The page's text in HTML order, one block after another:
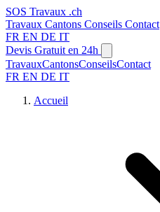
SOS Travaux .ch
Travaux Cantons Conseils Contact
FR EN DE IT
Devis Gratuit en 24h
TravauxCantonsConseilsContact
FR EN DE IT
Accueil